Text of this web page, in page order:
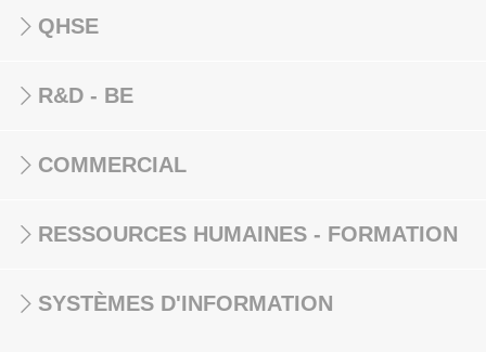
QHSE
R&D - BE
COMMERCIAL
RESSOURCES HUMAINES - FORMATION
SYSTÈMES D'INFORMATION